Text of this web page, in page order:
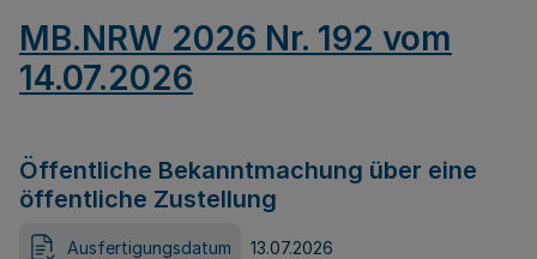
MB.NRW 2026 Nr. 192 vom
14.07.2026
Öffentliche Bekanntmachung über eine
öffentliche Zustellung
Ausfertigungsdatum 13.07.2026